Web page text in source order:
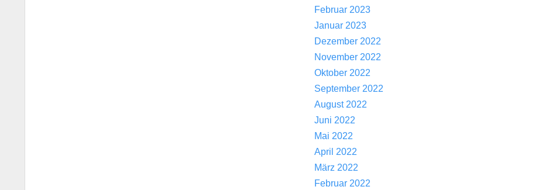
Februar 2023
Januar 2023
Dezember 2022
November 2022
Oktober 2022
September 2022
August 2022
Juni 2022
Mai 2022
April 2022
März 2022
Februar 2022